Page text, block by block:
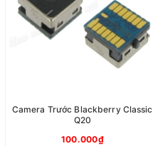
Camera Trước Blackberry Classic
Q20
100.000₫